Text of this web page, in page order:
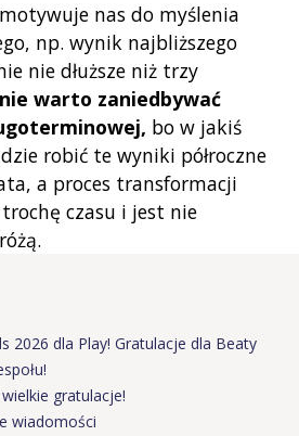
nas do myślenia
np. wynik najbliższego
nie dłuższe niż trzy
nie warto zaniedbywać
bo w jakiś
robić te wyniki półroczne
a proces transformacji
czasu i jest nie
2026 dla Play! Gratulacje dla Beaty
gratulacje!
wiadomości